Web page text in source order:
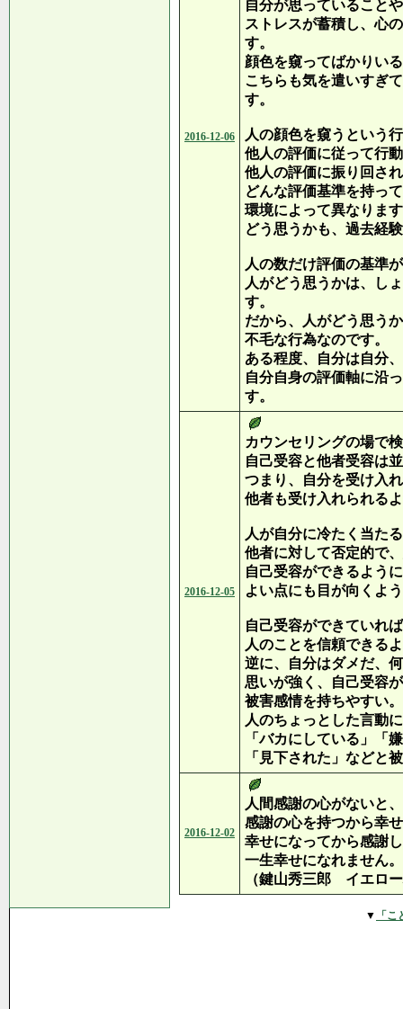
2016-12-06
自分が思っていること
ストレスが蓄積し、心
す。
顔色を窺ってばかりい
こちらも気を遣いすぎ
す。
人の顔色を窺うという
他人の評価に従って行
他人の評価に振り回さ
どんな評価基準を持っ
環境によって異なりま
どう思うかも、過去経
人の数だけ評価の基準
人がどう思うかは、し
す。
だから、人がどう思う
不毛な行為なのです。
ある程度、自分は自分
自分自身の評価軸に沿
す。
2016-12-05
カウンセリングの場で
自己受容と他者受容は
つまり、自分を受け入
他者も受け入れられる
人が自分に冷たく当た
他者に対して否定的で
自己受容ができるよう
よい点にも目が向くよ
自己受容ができていれ
人のことを信頼できる
逆に、自分はダメだ、
思いが強く、自己受容
被害感情を持ちやすい。
人のちょっとした言動
「バカにしている」「
「見下された」などと
2016-12-02
人間感謝の心がないと
感謝の心を持つから幸
幸せになってから感謝
一生幸せになれません。
（鍵山秀三郎 イエロ
▼ 「